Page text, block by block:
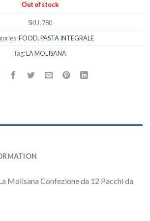
Out of stock
SKU:780
FOOD,PASTA INTEGRALE
Tag:LA MOLISANA
Molisana Confezione da 12 Pacchi da